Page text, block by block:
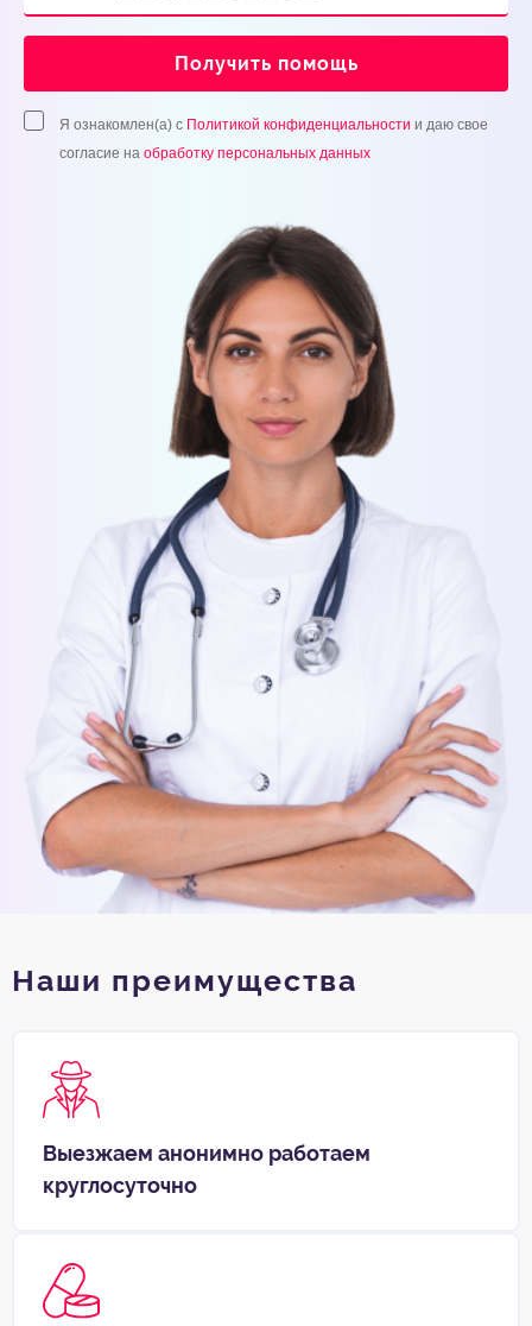
Получить помощь
Я ознакомлен(а) с Политикой конфиденциальности и даю свое
согласие на обработку персональных данных
Наши преимущества
Выезжаем анонимно работаем
круглосуточно